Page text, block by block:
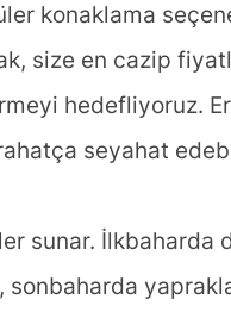
konaklama
size en cazip
hedefliyoruz.
seyahat
sunar. İlkbaharda